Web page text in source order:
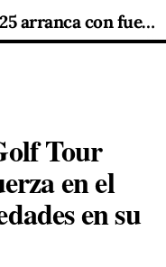
El II TUMI Spain Golf Tour 2025 arranca con fuerza en el CSD y anuncia novedades en su calendario
Tour
en el
en su